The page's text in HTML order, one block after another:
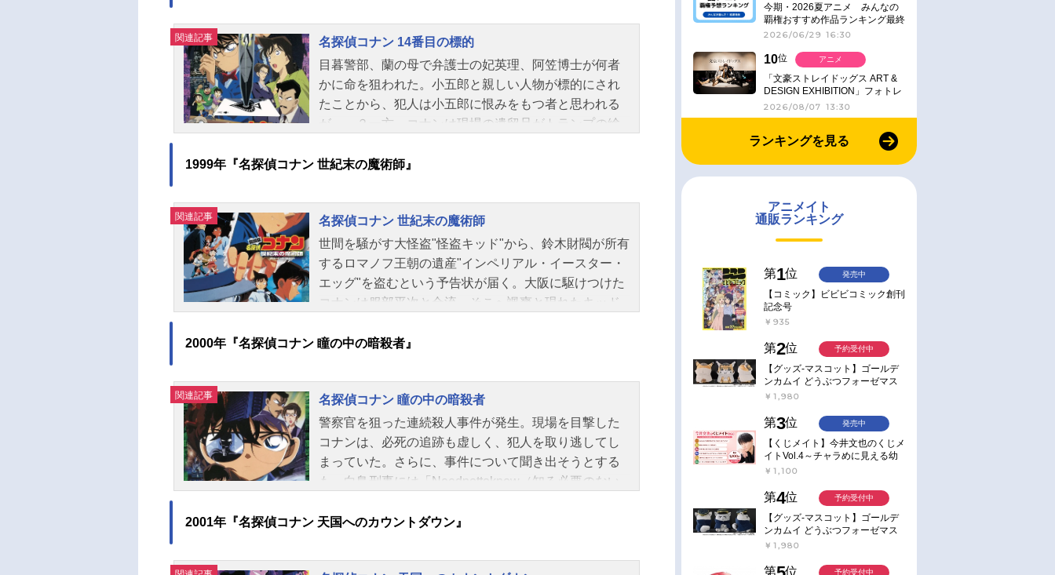
もつ者なのか？パニックに陥った大都会、そしてタイ
ムリミットが迫る！作品名名探偵コナン時計じかけの
摩天楼放送形態劇場版アニメシリーズ名探偵コナンジ
ャンル少年漫画・ミステリー・少年向けアニメスケジ
ュール1997年4月19日（土）キャスト江戸川コナン：
高山みなみ工藤新一：山口勝平毛利蘭：山崎和佳奈毛
林吉田歩美：岩居由希子小嶋元太：高木渉円谷光彦：
鳥刑事：塩沢兼人スタッフ原作：青山剛昌監督：こだ
ま兼嗣脚本：古内一成音楽：大野克夫アニメーション
制作：キョクイチ東京ムービー（現:トムス・エンタテ
インメント）製作：小学館 読売テレビ ポリグラ
ム 小学館プロダクション キョクイチ（現:トムス・
エンタテインメ...
関連記事
名探偵コナン 14番目の標的
目暮警部、蘭の母で弁護士の妃英理、阿笠博士が何者
かに命を狙われた。小五郎と親しい人物が標的にされ
たことから、犯人は小五郎に恨みをもつ者と思われる
が……？一方、コナンは現場の遺留品がトランプの絵
ある共通点を見つけた。"八"の字をもつ小五郎の旧友
設"アクアクリスタル"に向かったコナンたちは、名前に
数字をもつ4人の人物に出会う。作品名名探偵コナン14
番目の標的放送形態劇場版アニメシリーズ名探偵コナ
ンジャンル少年漫画・ミステリー・少年向けアニメス
ケジュール1998年4月18日（土）キャスト江戸川コナ
ン：高山みなみ毛利蘭：山崎和佳奈工藤新一：山口勝
沢兼人阿笠博士：緒方賢一仁科稔：鈴置洋孝小山内
アンディ・ホリフィールド岡野十和子：一城みゆ希宍
戸永明：内海賢二小嶋元太：高木渉円谷光彦：大谷育
江吉田歩美：岩居由希子鈴木園子：松井菜桜子妃英
理：高島雅羅秘書：百々麻子村上丈：鈴木英一郎医
師：千葉一伸女性レポーター：永島由子彼女Ａ：海...
1999年『名探偵コナン 世紀末の魔術師』
関連記事
名探偵コナン 世紀末の魔術師
世間を騒がす大怪盗"怪盗キッド"から、鈴木財閥が所有
するロマノフ王朝の遺産"インペリアル・イースター・
エッグ"を盗むという予告状が届く。大阪に駆けつけた
コナンは服部平次と合流。そこへ颯爽と現れたキッド
ッドは行方不明に。再びコナンたちのもとに戻ったエ
一行だったが、その船内で殺人事件が発生する！作品
名名探偵コナン世紀末の魔術師放送形態劇場版アニメ
シリーズ名探偵コナンジャンル少年漫画・ミステリ
ー・少年向けアニメスケジュール1999年4月17日
（土）キャスト江戸川コナン：高山みなみ毛利蘭：山
崎和佳奈目暮警部：茶風林阿笠博士：緒方賢一毛利小
子小嶋元太：高木渉円谷光彦：大谷育江服部平次：堀
藤新一、怪盗キッド：山口勝平白鳥任三郎：塩沢兼人
2000年『名探偵コナン 瞳の中の暗殺者』
関連記事
名探偵コナン 瞳の中の暗殺者
警察官を狙った連続殺人事件が発生。現場を目撃した
コナンは、必死の追跡も虚しく、犯人を取り逃してし
まっていた。さらに、事件について聞き出そうとする
も、白鳥刑事には「Neednottoknow（知る必要のない
者が多く集まるパーティで佐藤刑事が襲われ、居合わ
ため、命を狙われる蘭。何もかも忘れてしまった蘭
2001年『名探偵コナン 天国へのカウントダウン』
今期・2026夏アニメ みんなの
覇権おすすめ作品ランキング最終
結果発表！
2026/06/29 16:30
10位
「文豪ストレイドッグス ART &
DESIGN EXHIBITION」フォトレ
ポート
2026/08/07 13:30
アニメ
ランキングを見る
アニメイト
通販ランキング
第1位
【コミック】ビビビコミック創刊
記念号
￥935
発売中
第2位
【グッズ-マスコット】ゴールデ
ンカムイ どうぶつフォーゼマス
コット 4.尾形百之助【再販】
￥1,980
予約受付中
第3位
【くじメイト】今井文也のくじメ
イトVol.4～チャラめに見える幼
馴染、実は一途で独占欲が強いん
￥1,100
発売中
第4位
【グッズ-マスコット】ゴールデ
ンカムイ どうぶつフォーゼマス
コット 5.月島軍曹【再販】
￥1,980
予約受付中
第 位 予約受付中